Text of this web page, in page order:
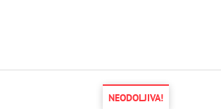
NEODOLJIVA!